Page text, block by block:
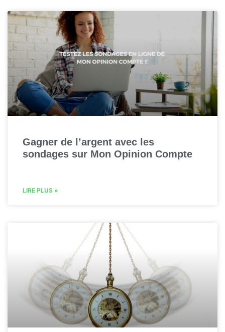
Gagner de l’argent avec les
sondages sur Mon Opinion Compte
LIRE PLUS »